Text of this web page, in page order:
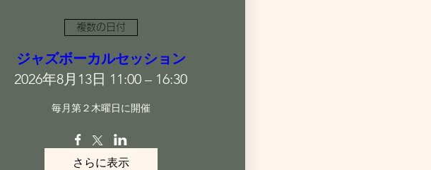
複数の日付
ジャズボーカルセッション
2026年8月13日 11:00 – 16:30
毎月第２木曜日に開催
さらに表示